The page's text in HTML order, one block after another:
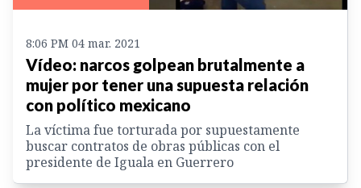
8:06 PM 04 mar. 2021
Vídeo: narcos golpean brutalmente a
mujer por tener una supuesta relación
con político mexicano
La víctima fue torturada por supuestamente
buscar contratos de obras públicas con el
presidente de Iguala en Guerrero